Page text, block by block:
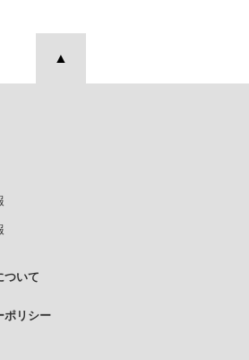
▲
ついて
ポリシー